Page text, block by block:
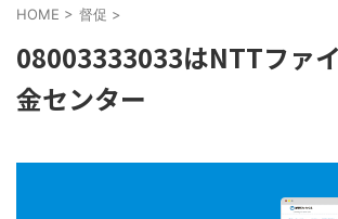
HOME > 督促 >
08003333033はNTTファ
金センター